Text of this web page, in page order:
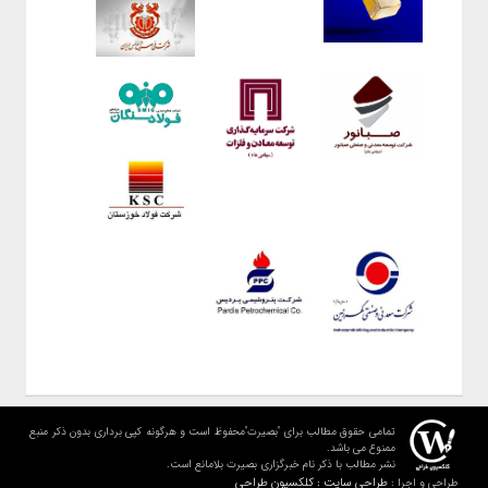
تمامی حقوق مطالب برای "بصیرت"محفوظ است و هرگونه کپی برداری بدون ذکر منبع
ممنوع می باشد.
نشر مطالب با ذکر نام خبرگزاری بصیرت بلامانع است.
طراحی و اجرا :طراحی سایت : کلکسیون طراحی